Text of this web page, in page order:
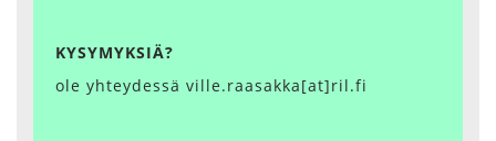
KYSYMYKSIÄ?
ole yhteydessä ville.raasakka[at]ril.fi